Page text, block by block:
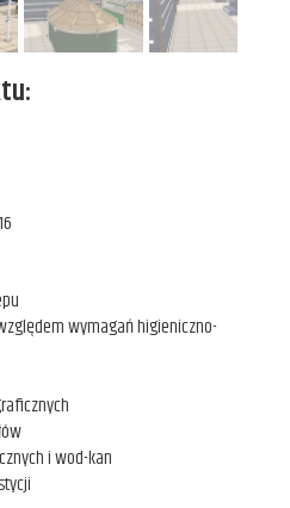
wymagań higieniczno-
i wod-kan